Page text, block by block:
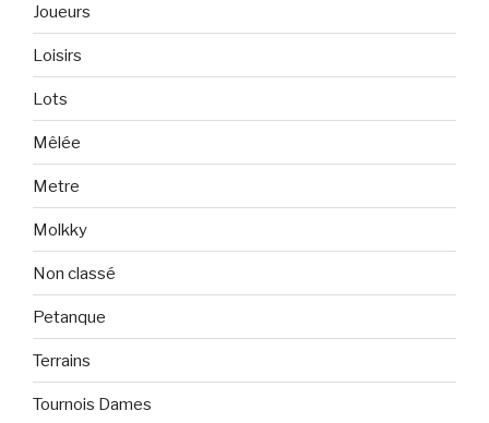
Joueurs
Loisirs
Lots
Mêlée
Metre
Molkky
Non classé
Petanque
Terrains
Tournois Dames